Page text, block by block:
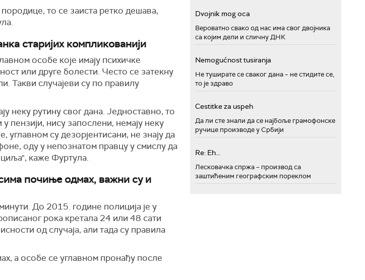
то се заиста ретко дешава,
старијих компликованији
особе које имају психичке
или друге болести. Често се затекну
Такви случајеви су по правилу
неку рутину свог дана. Једноставно, то
пензији, нису запослени, немају неку
углавном су дезорјентисани, не знају да
оду у непознатом правцу у смислу да
каже Фуртула.
почиње одмах, важни су и
До 2015. године полиција је у
рока кретала 24 или 48 сати
од случаја, али тада су правила
а особе се углавном пронађу после
Dvojnik mog oca
Вероватно свако од нас има свог двојника
са којим дели и сличну ДНК
Nemogućnost tusiranja
Не туширате се сваког дана – не стидите се,
то је здраво
Cestitke za uspeh
Да ли сте знали да се најбоље грамофонске
ручице производе у Србији
Re: Eh...
Лесковачка спржа – производ са
заштићеним географским пореклом